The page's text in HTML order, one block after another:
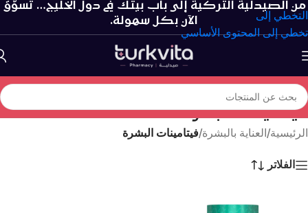
التخطي إلى
تخطي إلى المحتوى الأساسي
من الصيدلية التركية إلى باب بيتك في دول الخليج… تسوّق
الآن بكل سهولة.
فيتامينات البشرة
الرئيسية/العناية بالبشرة/فيتامينات البشرة
الفلاتر